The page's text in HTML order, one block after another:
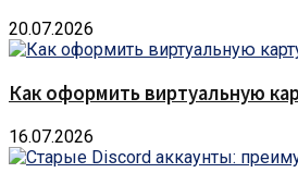
20.07.2026
Как оформить виртуальную
16.07.2026